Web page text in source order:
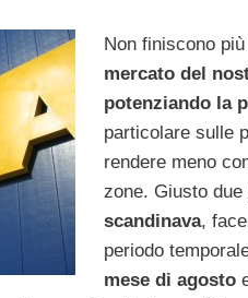
Non finiscono
mercato del
potenziando la
particolare sulle
rendere meno
zone. Giusto
scandinava,
periodo
mese di agosto